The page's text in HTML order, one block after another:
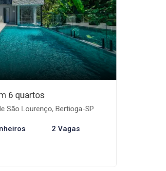
6 quartos
São Lourenço, Bertioga-SP
2 Vagas